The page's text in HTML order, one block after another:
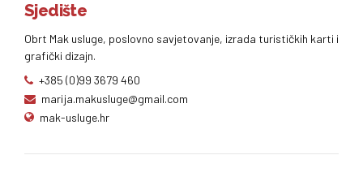
Sjedište
Obrt Mak usluge, poslovno savjetovanje, izrada turističkih karti i
grafički dizajn.
+385 (0)99 3679 460
marija.makusluge@gmail.com
mak-usluge.hr